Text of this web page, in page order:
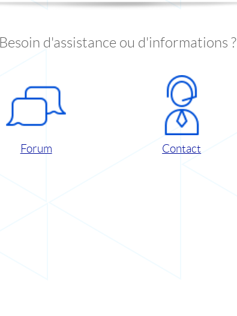
Besoin d'assistance ou d'informations ?
Forum Contact